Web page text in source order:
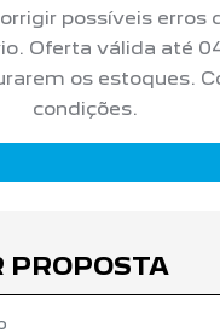
possíveis erros
Oferta válida até
os estoques.
condições.
PROPOSTA